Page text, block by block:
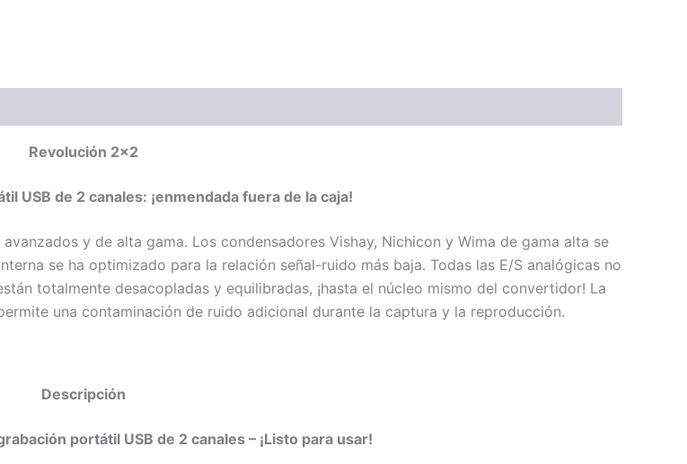
Revolución 2×2
USB de 2 canales: ¡enmendada fuera de la caja!
y de alta gama. Los condensadores Vishay, Nichicon y Wima de gama alta se
se ha optimizado para la relación señal-ruido más baja. Todas las E/S analógicas no
totalmente desacopladas y equilibradas, ¡hasta el núcleo mismo del convertidor! La
una contaminación de ruido adicional durante la captura y la reproducción.
Descripción
portátil USB de 2 canales – ¡Listo para usar!